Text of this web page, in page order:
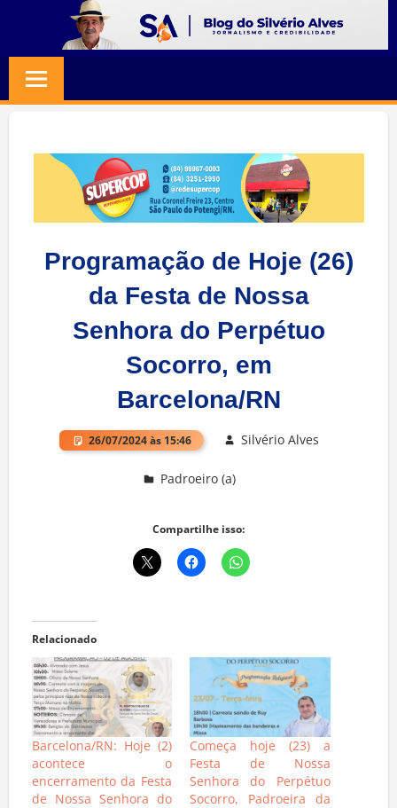
content
SILVERIO
ALVES
Jornalismo
Credibilidade
Programação de Hoje (26)
da Festa de Nossa
Senhora do Perpétuo
Socorro, em
Barcelona/RN
26/07/2024 às 15:46 Silvério Alves
Padroeiro (a)
Compartilhe isso:
Relacionado
Barcelona/RN: Hoje (2)
acontece o
encerramento da Festa
de Nossa Senhora do
Começa hoje (23) a
Festa de Nossa
Senhora do Perpétuo
Socorro, Padroeira da